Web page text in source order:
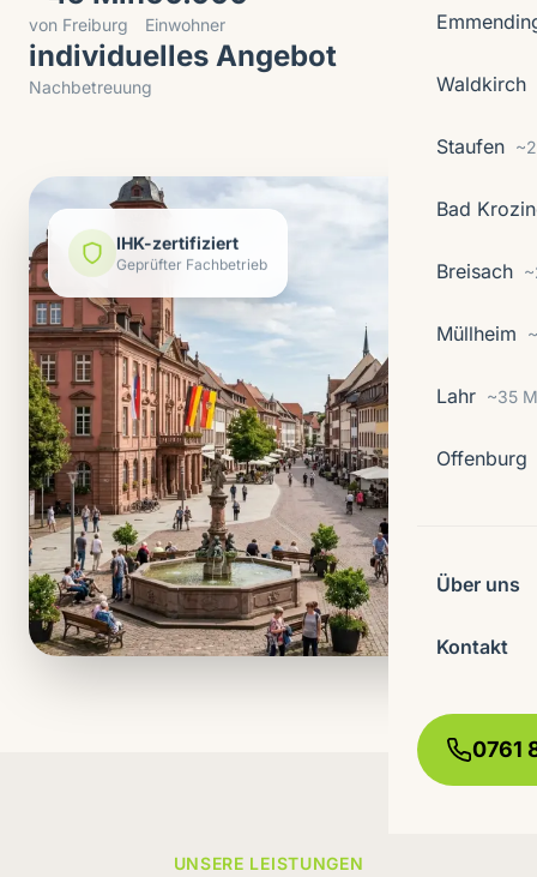
Waldkirch
Staufen
Bad
Breisach
Müllheim
Lahr ~35
Offenburg
Über uns
Kontakt
0761
von Freiburg Einwohner
individuelles Angebot
Nachbetreuung
IHK-zertifiziert
Geprüfter Fachbetrieb
UNSERE LEISTUNGEN